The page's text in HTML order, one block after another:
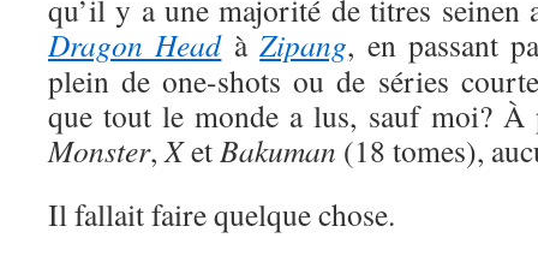
qu’il y a une majorité de titres seinen
Dragon HeadàZipang, en passant
plein de one-shots ou de séries
que tout le monde a lus, sauf moi?
Monster,XetBakuman (18 tomes),
Il fallait faire quelque chose.